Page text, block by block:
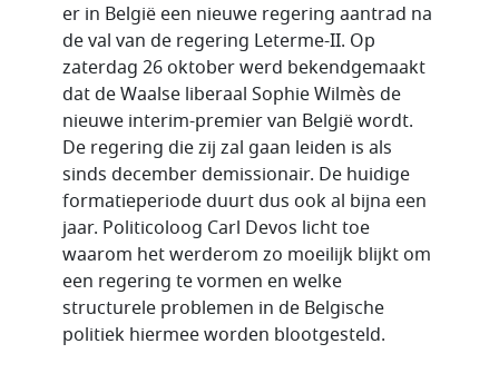
er in België een nieuwe regering aantrad na
de val van de regering Leterme-II. Op
zaterdag 26 oktober werd bekendgemaakt
dat de Waalse liberaal Sophie Wilmès de
nieuwe interim-premier van België wordt.
De regering die zij zal gaan leiden is als
sinds december demissionair. De huidige
formatieperiode duurt dus ook al bijna een
jaar. Politicoloog Carl Devos licht toe
waarom het werderom zo moeilijk blijkt om
een regering te vormen en welke
structurele problemen in de Belgische
politiek hiermee worden blootgesteld.